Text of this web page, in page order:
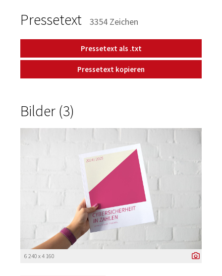
Pressetext 3354 Zeichen
Pressetext als .txt
Pressetext kopieren
Bilder (3)
6 240 x 4 160